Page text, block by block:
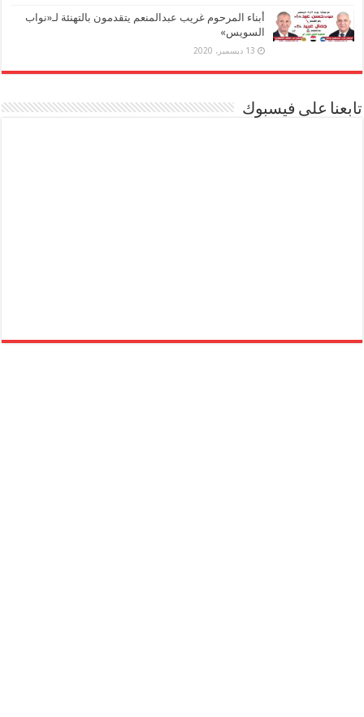
أبناء المرحوم غريب عبدالمنعم يتقدمون بالتهنئة لـ«نواب
السويس»
13 ديسمبر، 2020
تابعنا على فيسبوك